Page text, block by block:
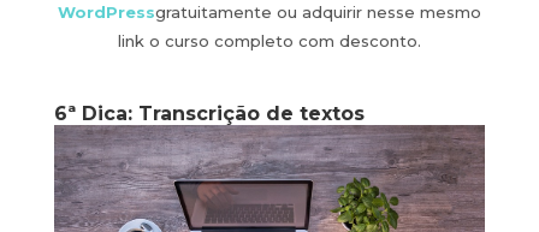
WordPressgratuitamente ou adquirir nesse mesmo
link o curso completo com desconto.
6ª Dica: Transcrição de textos